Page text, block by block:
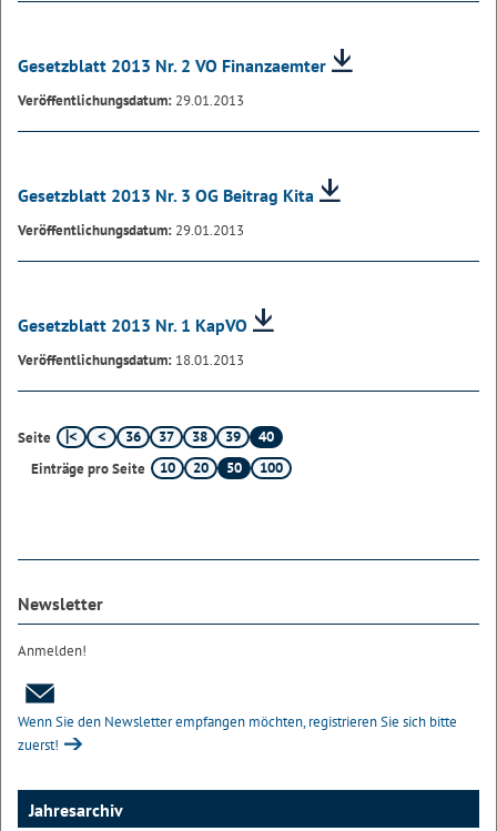
Gesetzblatt 2013 Nr. 2 VO Finanzaemter
Veröffentlichungsdatum: 29.01.2013
Gesetzblatt 2013 Nr. 3 OG Beitrag Kita
Veröffentlichungsdatum: 29.01.2013
Gesetzblatt 2013 Nr. 1 KapVO
Veröffentlichungsdatum: 18.01.2013
Seite 36 37 38 39
40
Einträge pro Seite
10 20 50 100
Newsletter
Anmelden!
Wenn Sie den Newsletter empfangen möchten, registrieren Sie sich bitte
zuerst!
Jahresarchiv